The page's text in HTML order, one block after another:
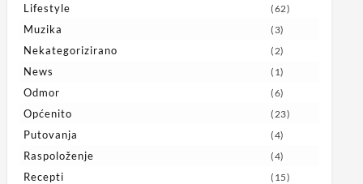
Lifestyle (62)
Muzika (3)
Nekategorizirano (2)
News (1)
Odmor (6)
Općenito (23)
Putovanja (4)
Raspoloženje (4)
Recepti (15)